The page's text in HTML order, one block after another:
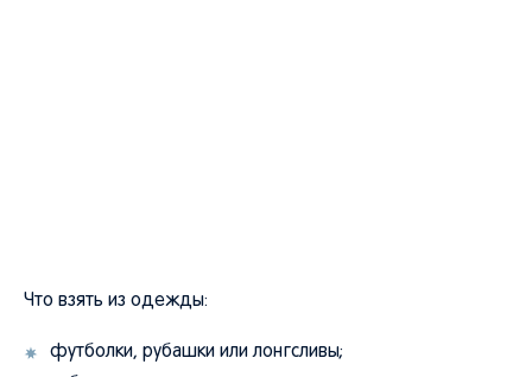
рубашку с длинным рукавом от солнца;